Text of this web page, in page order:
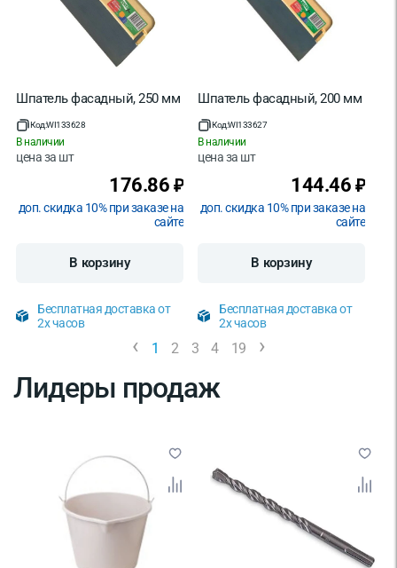
Шпатель фасадный, 250 мм
Код:WI133628
В наличии
цена за шт
176.86 ₽
доп. скидка 10% при заказе на
сайте
В корзину
Бесплатная доставка от
2х часов
Шпатель фасадный, 200 мм
Код:WI133627
В наличии
цена за шт
144.46 ₽
доп. скидка 10% при заказе на
сайте
В корзину
Бесплатная доставка от
2х часов
‹ 1 2 3 4 19 ›
Лидеры продаж